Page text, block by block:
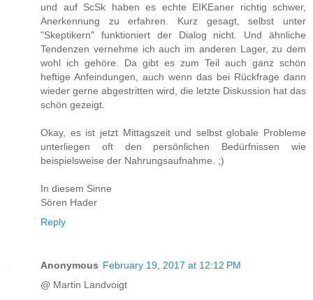
und auf ScSk haben es echte EIKEaner richtig schwer,
Anerkennung zu erfahren. Kurz gesagt, selbst unter
"Skeptikern" funktioniert der Dialog nicht. Und ähnliche
Tendenzen vernehme ich auch im anderen Lager, zu dem
wohl ich gehöre. Da gibt es zum Teil auch ganz schön
heftige Anfeindungen, auch wenn das bei Rückfrage dann
wieder gerne abgestritten wird, die letzte Diskussion hat das
schön gezeigt.
Okay, es ist jetzt Mittagszeit und selbst globale Probleme
unterliegen oft den persönlichen Bedürfnissen wie
beispielsweise der Nahrungsaufnahme. ;)
In diesem Sinne
Sören Hader
Reply
Anonymous February 19, 2017 at 12:12 PM
@ Martin Landvoigt